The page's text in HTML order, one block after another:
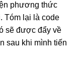
phương thức
Tóm lại là code
sẽ được đẩy về
sau khi mình tiến